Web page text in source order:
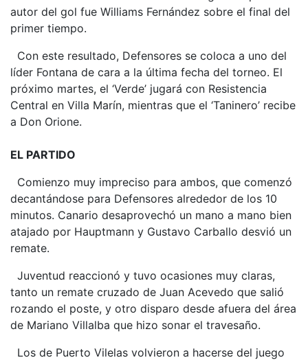
autor del gol fue Williams Fernández sobre el final del
primer tiempo.
Con este resultado, Defensores se coloca a uno del
líder Fontana de cara a la última fecha del torneo. El
próximo martes, el ‘Verde’ jugará con Resistencia
Central en Villa Marín, mientras que el ‘Taninero’ recibe
a Don Orione.
EL PARTIDO
Comienzo muy impreciso para ambos, que comenzó
decantándose para Defensores alrededor de los 10
minutos. Canario desaprovechó un mano a mano bien
atajado por Hauptmann y Gustavo Carballo desvió un
remate.
Juventud reaccionó y tuvo ocasiones muy claras,
tanto un remate cruzado de Juan Acevedo que salió
rozando el poste, y otro disparo desde afuera del área
de Mariano Villalba que hizo sonar el travesaño.
Los de Puerto Vilelas volvieron a hacerse del juego